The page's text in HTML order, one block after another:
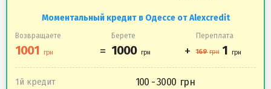
Моментальный кредит в Одессе от Alexcredit
Возвращаете Берете Переплата
1й кредит 100 - 3000